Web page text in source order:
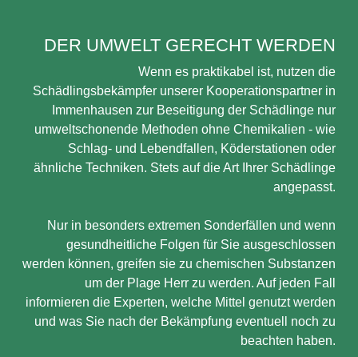
DER UMWELT GERECHT WERDEN
Wenn es praktikabel ist, nutzen die
Schädlingsbekämpfer unserer Kooperationspartner in
Immenhausen zur Beseitigung der Schädlinge nur
umweltschonende Methoden ohne Chemikalien - wie
Schlag- und Lebendfallen, Köderstationen oder
ähnliche Techniken. Stets auf die Art Ihrer Schädlinge
angepasst.
Nur in besonders extremen Sonderfällen und wenn
gesundheitliche Folgen für Sie ausgeschlossen
werden können, greifen sie zu chemischen Substanzen
um der Plage Herr zu werden. Auf jeden Fall
informieren die Experten, welche Mittel genutzt werden
und was Sie nach der Bekämpfung eventuell noch zu
beachten haben.